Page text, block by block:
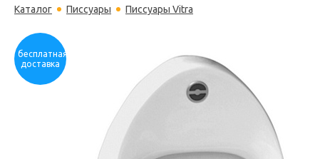
Каталог Писсуары Писсуары Vitra
бесплатная
доставка